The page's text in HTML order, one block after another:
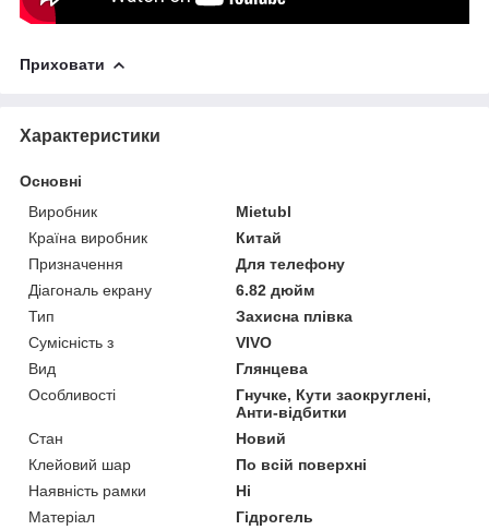
Приховати
Характеристики
Основні
Виробник
Mietubl
Країна виробник
Китай
Призначення
Для телефону
Діагональ екрану
6.82 дюйм
Тип
Захисна плівка
Сумісність з
VIVO
Вид
Глянцева
Особливості
Гнучке, Кути заокруглені,
Анти-відбитки
Стан
Новий
Клейовий шар
По всій поверхні
Наявність рамки
Ні
Матеріал
Гідрогель